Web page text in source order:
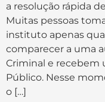
a resolução rápida
Muitas pessoas
instituto apenas
comparecer a uma
Criminal e recebem
Público. Nesse
o […]